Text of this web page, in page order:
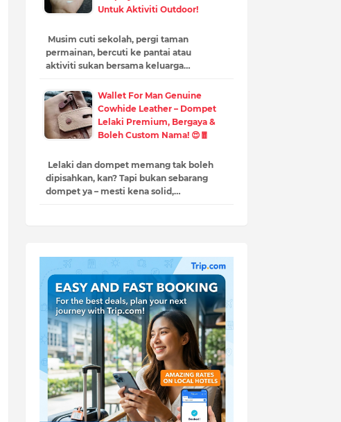
Untuk Aktiviti Outdoor!
Musim cuti sekolah, pergi taman
permainan, bercuti ke pantai atau
aktiviti sukan bersama keluarga…
Wallet For Man Genuine
Cowhide Leather – Dompet
Lelaki Premium, Bergaya &
Boleh Custom Nama! 😍🧧
Lelaki dan dompet memang tak boleh
dipisahkan, kan? Tapi bukan sebarang
dompet ya – mesti kena solid,…